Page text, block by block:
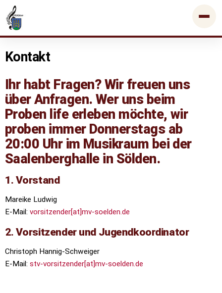
Kontakt
Ihr habt Fragen? Wir freuen uns
über Anfragen. Wer uns beim
Proben life erleben möchte, wir
proben immer Donnerstags ab
20:00 Uhr im Musikraum bei der
Saalenberghalle in Sölden.
1. Vorstand
Mareike Ludwig
E-Mail: vorsitzender[at]mv-soelden.de
2. Vorsitzender und Jugendkoordinator
Christoph Hannig-Schweiger
E-Mail: stv-vorsitzender[at]mv-soelden.de